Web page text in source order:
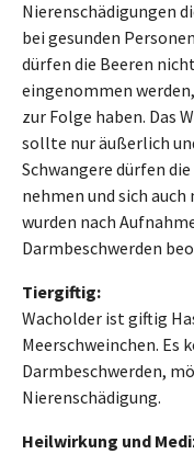
Nierenschädigungen
bei gesunden
dürfen die Beeren
eingenommen
zur Folge haben. Das
sollte nur äußerlich
Schwangere dürfen
nehmen und sich
wurden nach
Darmbeschwerden
Tiergiftig:
Wacholder ist giftig
Meerschweinchen. Es
Darmbeschwerden,
Nierenschädigung.
Heilwirkung und